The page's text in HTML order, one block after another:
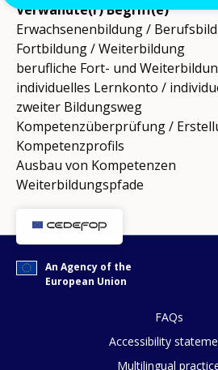
Verwandte(r) Begriff(e)
Erwachsenenbildung /
Fortbildung / Weiterbildung
berufliche Fort- und
individuelles Lernkonto /
zweiter Bildungsweg
Kompetenzüberprüfung /
Kompetenzprofils
Ausbau von Kompetenzen
Weiterbildungspfade
An Agency of the
European Union
FAQs
Accessibility
Multilingual